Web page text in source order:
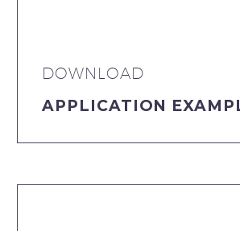
DOWNLOAD
APPLICATION